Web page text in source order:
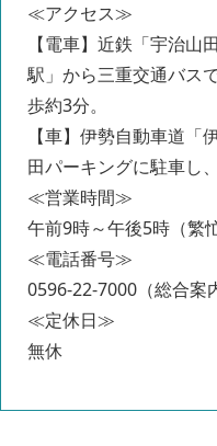
≪アクセス≫
【電車】近鉄「宇治山
駅」から三重交通バス
歩約3分。
【車】伊勢自動車道「
田パーキングに駐車し
≪営業時間≫
午前9時～午後5時（繁
≪電話番号≫
0596-22-7000（総合案
≪定休日≫
無休